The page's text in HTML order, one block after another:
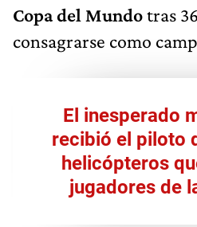
Copa del Mundotras
consagrarse como
El inesperado
recibió el piloto
helicópteros
jugadores de